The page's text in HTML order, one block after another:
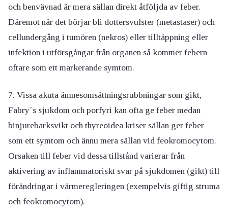
och benvävnad är mera sällan direkt åtföljda av feber.
Däremot när det börjar bli dottersvulster (metastaser) och
cellundergång i tumören (nekros) eller tilltäppning eller
infektion i utförsgångar från organen så kommer febern
oftare som ett markerande symtom.
7. Vissa akuta ämnesomsättningsrubbningar som gikt,
Fabry´s sjukdom och porfyri kan ofta ge feber medan
binjurebarksvikt och thyreoidea kriser sällan ger feber
som ett symtom och ännu mera sällan vid feokromocytom.
Orsaken till feber vid dessa tillstånd varierar från
aktivering av inflammatoriskt svar på sjukdomen (gikt) till
förändringar i värmeregleringen (exempelvis giftig struma
och feokromocytom).